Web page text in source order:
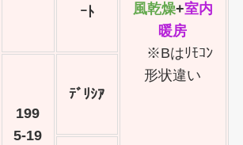
風乾燥+室内
暖房
※Bはﾘﾓｺﾝ
形状違い
ｰﾄ
199
5-19
ﾃﾞﾘｼｱ